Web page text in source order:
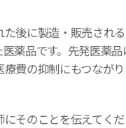
後に製造・販売され
薬品です。先発医薬
費の抑制にもつなが
そのことを伝えてく